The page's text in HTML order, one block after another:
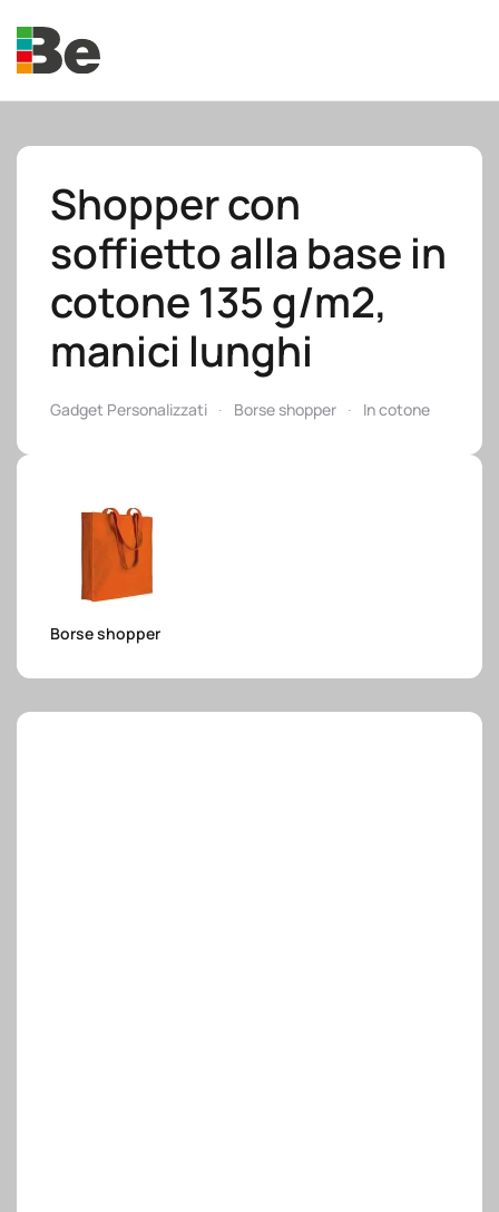
Skip to main content
Shopper con
soffietto alla base in
cotone 135 g/m2,
manici lunghi
Gadget Personalizzati Borse shopper In cotone
Borse shopper